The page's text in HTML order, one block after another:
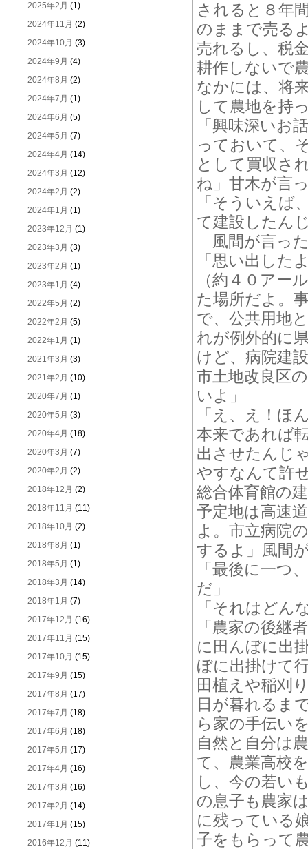
2025年2月 (1)
2024年11月 (2)
2024年10月 (3)
2024年9月 (4)
2024年8月 (2)
2024年7月 (1)
2024年6月 (5)
2024年5月 (7)
2024年4月 (14)
2024年3月 (12)
2024年2月 (2)
2024年1月 (1)
2023年12月 (1)
2023年3月 (3)
2023年2月 (1)
2023年1月 (4)
2022年5月 (2)
2022年2月 (5)
2022年1月 (1)
2021年3月 (3)
2021年2月 (10)
2020年7月 (1)
2020年5月 (3)
2020年4月 (18)
2020年3月 (7)
2020年2月 (2)
2018年12月 (2)
2018年11月 (11)
2018年10月 (2)
2018年8月 (1)
2018年5月 (1)
2018年3月 (14)
2018年1月 (7)
2017年12月 (16)
2017年11月 (15)
2017年10月 (15)
2017年9月 (15)
2017年8月 (17)
2017年7月 (18)
2017年6月 (18)
2017年5月 (17)
2017年4月 (16)
2017年3月 (16)
2017年2月 (14)
2017年1月 (15)
2016年12月 (11)
されると８年
のままで売る
売れるし、税
耕作しないで
なかには、将
して農地を持
「興味深いお
っておいて、
として買収さ
ね」甘木が言
「そういえば
て建設したん
風間が言っ
「思い出した
（約４０アー
た場所だよ。
で、公共用地
れが例外的に
けど、病院建
市土地改良区
いよ」
「え、え！ほ
本来であれば
出させたんじ
やすなんて許
総合体育館の
予定地は高速
よ。市立病院
するよ」風間
「最後に一つ
だ」
「それはどん
「農家の後継
に田んぼに出
ぼに出掛けて
田植えや稲刈
日が暮れるま
ら家の手伝い
自然と自分は
て、農業高校
し、今の若い
の息子も農家
に残っている
子をもらって